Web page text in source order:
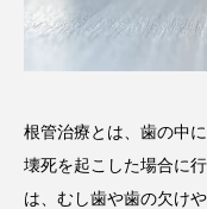
根管治療とは、歯の中
壊死を起こした場合に
は、むし歯や歯の欠け